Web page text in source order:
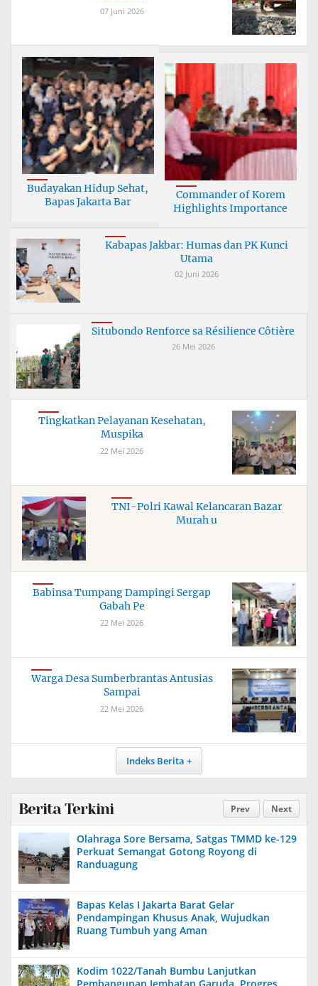
07 Juni 2026
Budayakan Hidup Sehat,
Bapas Jakarta Bar
Commander of Korem
Highlights Importance
Kabapas Jakbar: Humas dan PK Kunci
Utama
02 Juni 2026
Situbondo Renforce sa Résilience Côtière
26 Mei 2026
Tingkatkan Pelayanan Kesehatan,
Muspika
22 Mei 2026
TNI-Polri Kawal Kelancaran Bazar
Murah u
Babinsa Tumpang Dampingi Sergap
Gabah Pe
22 Mei 2026
Warga Desa Sumberbrantas Antusias
Sampai
22 Mei 2026
Indeks Berita
Prev Next
Berita Terkini
Olahraga Sore Bersama, Satgas TMMD ke-129
Perkuat Semangat Gotong Royong di
Randuagung
Bapas Kelas I Jakarta Barat Gelar
Pendampingan Khusus Anak, Wujudkan
Ruang Tumbuh yang Aman
Kodim 1022/Tanah Bumbu Lanjutkan